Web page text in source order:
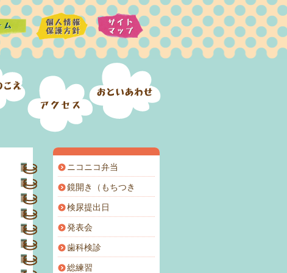
ニコニコ弁当
鏡開き（もちつき
検尿提出日
発表会
歯科検診
総練習